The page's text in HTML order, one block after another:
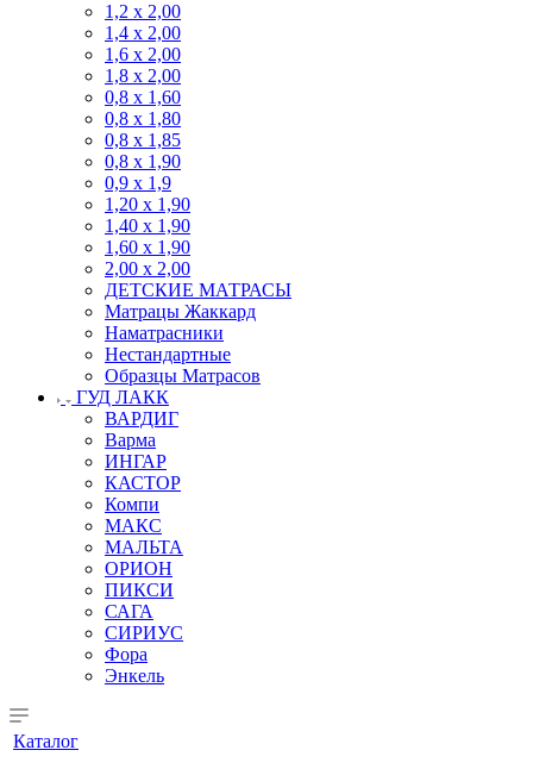
1,2 х 2,00
1,4 х 2,00
1,6 х 2,00
1,8 х 2,00
0,8 х 1,60
0,8 х 1,80
0,8 х 1,85
0,8 х 1,90
0,9 х 1,9
1,20 х 1,90
1,40 х 1,90
1,60 х 1,90
2,00 х 2,00
ДЕТСКИЕ МАТРАСЫ
Матрацы Жаккард
Наматрасники
Нестандартные
Образцы Матрасов
ГУД ЛАКК
ВАРДИГ
Варма
ИНГАР
КАСТОР
Компи
МАКС
МАЛЬТА
ОРИОН
ПИКСИ
САГА
СИРИУС
Фора
Энкель
Каталог